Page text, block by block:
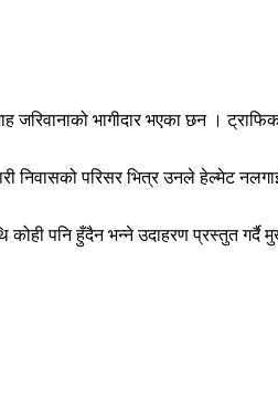
भागीदार भएका छन ।
निवासको परिसर भित्र उनले हेल्मेट
पनि हुँदैन भन्ने उदाहरण प्रस्तुत